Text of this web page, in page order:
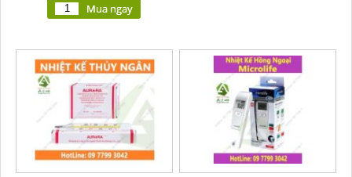
Mua ngay